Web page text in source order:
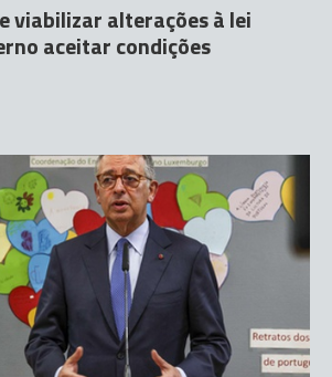
viabilizar alterações à lei
aceitar condições